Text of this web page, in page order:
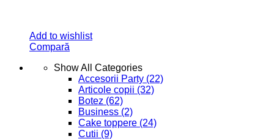
Add to wishlist
Compară
Show All Categories
Accesorii Party (22)
Articole copii (32)
Botez (62)
Business (2)
Cake toppere (24)
Cutii (9)